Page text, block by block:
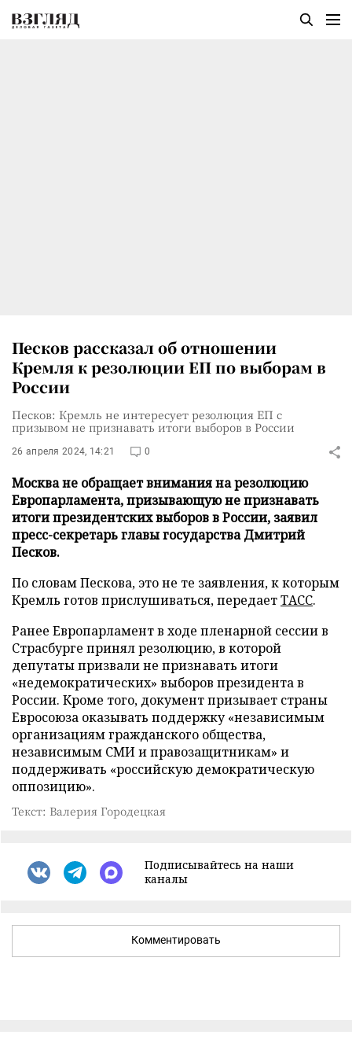
Песков рассказал об отношении
Кремля к резолюции ЕП по выборам в
России
Песков: Кремль не интересует резолюция ЕП с
призывом не признавать итоги выборов в России
26 апреля 2024, 14:21 0
Москва не обращает внимания на резолюцию
Европарламента, призывающую не признавать
итоги президентских выборов в России, заявил
пресс-секретарь главы государства Дмитрий
Песков.
По словам Пескова, это не те заявления, к которым
Кремль готов прислушиваться, передаетТАСС.
Ранее Европарламент в ходе пленарной сессии в
Страсбурге принял резолюцию, в которой
депутаты призвали не признавать итоги
«недемократических» выборов президента в
России. Кроме того, документ призывает страны
Евросоюза оказывать поддержку «независимым
организациям гражданского общества,
независимым СМИ и правозащитникам» и
поддерживать «российскую демократическую
оппозицию».
Текст: Валерия Городецкая
Подписывайтесь на наши
каналы
Комментировать